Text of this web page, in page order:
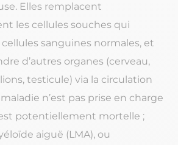
Elles remplacent
les cellules souches qui
sanguines normales, et
d’autres organes (cerveau,
testicule) via la circulation
n’est pas prise en charge
potentiellement mortelle ;
aiguë (LMA), ou